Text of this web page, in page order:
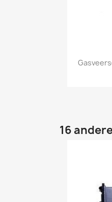

16